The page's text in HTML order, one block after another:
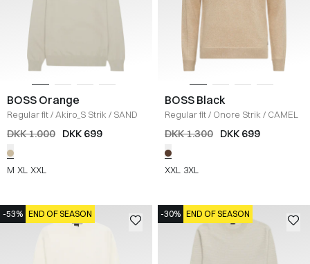
BOSS Orange
Regular fit/ Akiro_S Strik / SAND
DKK 1.000 DKK 699
M XL XXL
BOSS Black
Regular fit/ Onore Strik / CAMEL
DKK 1.300 DKK 699
XXL 3XL
-53% END OF SEASON -30% END OF SEASON